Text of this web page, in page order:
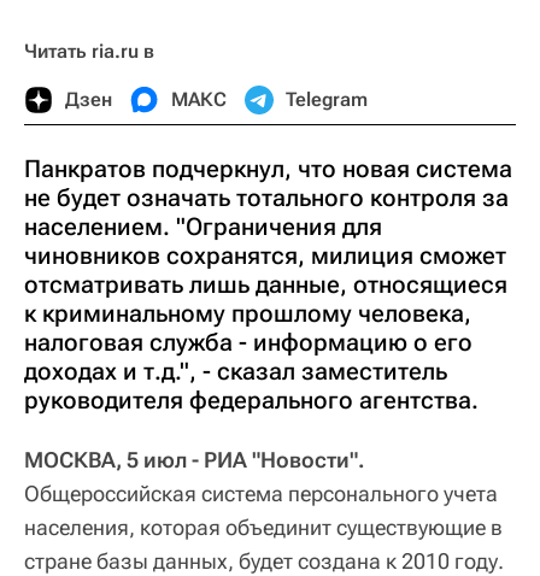
Читать ria.ru в
Дзен МАКС Telegram
Панкратов подчеркнул, что новая система
не будет означать тотального контроля за
населением. "Ограничения для
чиновников сохранятся, милиция сможет
отсматривать лишь данные, относящиеся
к криминальному прошлому человека,
налоговая служба - информацию о его
доходах и т.д.", - сказал заместитель
руководителя федерального агентства.
МОСКВА, 5 июл - РИА "Новости".
Общероссийская система персонального учета
населения, которая объединит существующие в
стране базы данных, будет создана к 2010 году.